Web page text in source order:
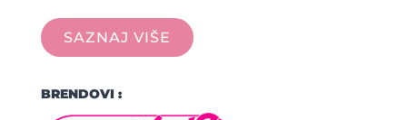
SAZNAJ VIŠE
BRENDOVI :